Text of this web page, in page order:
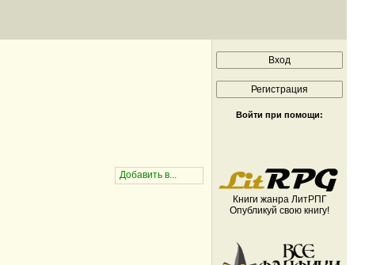
Войти при помощи:
Книги жанра ЛитРПГ
Опубликуй свою книгу!